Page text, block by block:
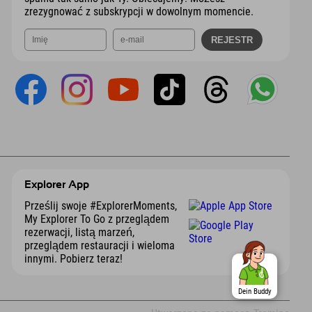
zrezygnować z subskrypcji w dowolnym momencie.
Explorer App
Prześlij swoje #ExplorerMoments,
My Explorer To Go z przeglądem
rezerwacji, listą marzeń,
przeglądem restauracji i wieloma
innymi. Pobierz teraz!
Dein Buddy